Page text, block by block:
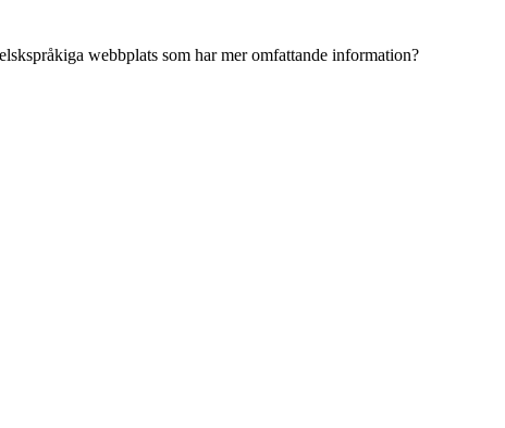
webbplats som har mer omfattande information?